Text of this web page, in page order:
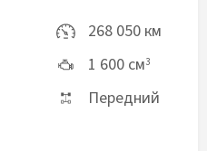
268 050 км
1 600 см3
Передний